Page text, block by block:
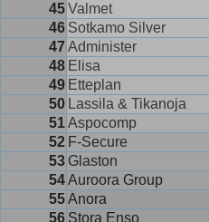
45Valmet
46 Sotkamo Silver
47Administer
48 Elisa
49 Etteplan
50 Lassila & Tikanoja
51Aspocomp
52 F-Secure
53 Glaston
54Auroora Group
55Anora
56 Stora Enso